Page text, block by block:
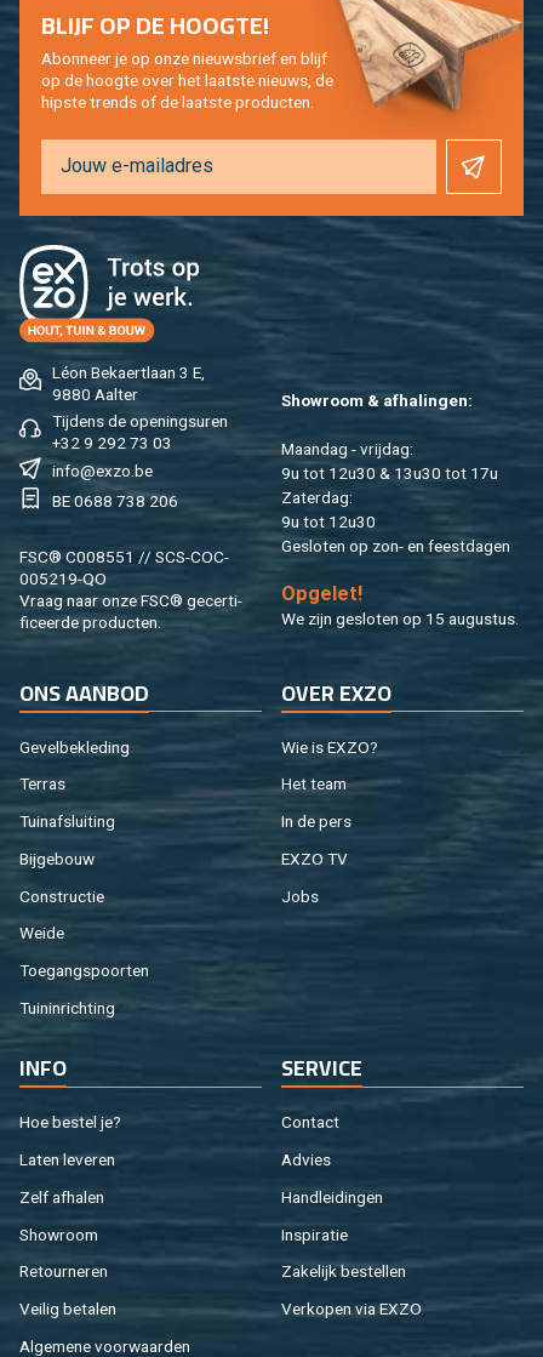
Léon Be­kaert­laan 3 E,
9880 Aal­ter
Tij­dens de ope­nings­uren
+32 9 292 73 03
info@​exzo.​be
BE 0688 738 206
FSC® C008551 // SCS-COC-
005219-QO
Vraag naar onze FSC® ge­cer­ti­
fi­ceer­de pro­duc­ten.
Show­room & af­ha­lin­gen:
Maan­dag - vrij­dag:
9u tot 12u30 & 13u30 tot 17u
Za­ter­dag:
9u tot 12u30
Ge­slo­ten op zon- en feest­da­gen
Op­ge­let!
We zijn ge­slo­ten op 15 au­gus­tus.
BLIJF OP DE HOOG­TE!
Abon­neer je op onze nieuws­brief en blijf
op de hoog­te over het laat­ste nieuws, de
hip­s­te trends of de laat­ste pro­duc­ten.
ONS AAN­BOD
Ge­vel­be­kle­ding
Ter­ras
Tuin­af­slui­ting
Bij­ge­bouw
Con­struc­tie
Weide
Toe­gangs­poor­ten
Tuin­in­rich­ting
OVER EXZO
Wie is EXZO?
Het team
In de pers
EXZO TV
Jobs
INFO
Hoe be­stel je?
Laten le­ve­ren
Zelf af­ha­len
Show­room
Re­tour­ne­ren
Vei­lig be­ta­len
Al­ge­me­ne voor­waar­den
SER­VI­CE
Con­tact
Ad­vies
Hand­lei­din­gen
In­spi­ra­tie
Za­ke­lijk be­stel­len
Ver­ko­pen via EXZO